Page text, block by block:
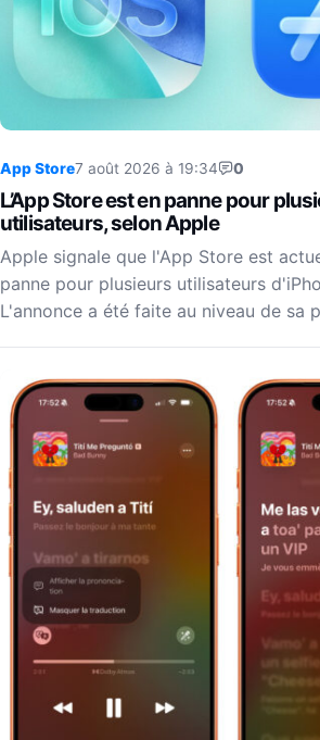
App Store7 août 2026 à 19:34 0
L’App Store est en panne pour
utilisateurs, selon Apple
Apple signale que l'App Store est
panne pour plusieurs utilisateurs
L'annonce a été faite au niveau de sa